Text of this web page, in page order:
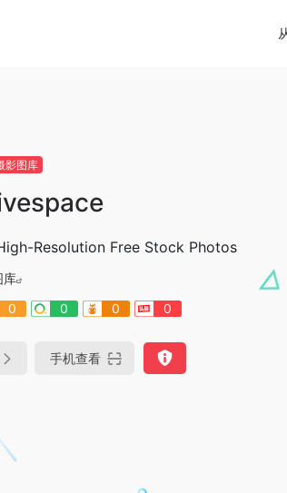
影图库
Resolution Free Stock Photos
库
0 0 0 0
手机查看